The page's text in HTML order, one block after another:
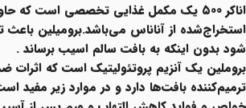
اناکر ۵۰۰ یک مکمل غذایی تخصصی است که
استخراج‌شده از آناناس می‌باشد.برومیلین
شود بدون اینکه به بافت سالم اسیب برساند .
بروملین یک آنزیم پروتئولیتیک است که اثرات
ترمیم‌کننده بافت‌ها دارد و در موارد زیر مفید